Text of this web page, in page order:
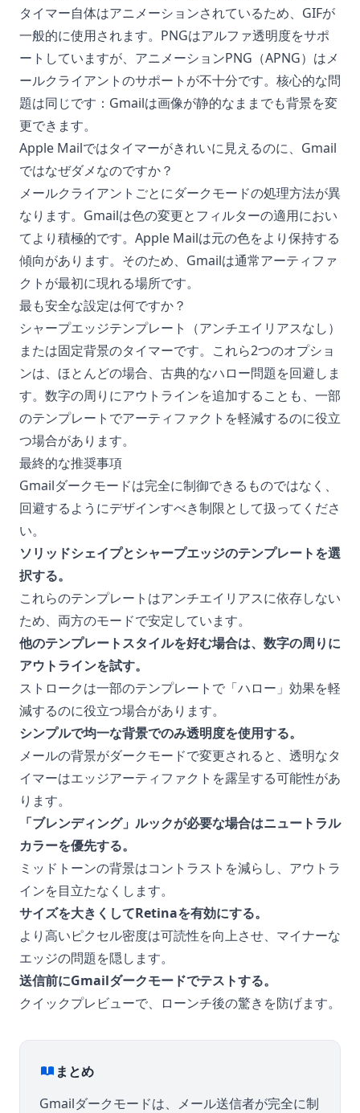
タイマー自体はアニメーションされているため、GIFが
一般的に使用されます。PNGはアルファ透明度をサポ
ートしていますが、アニメーションPNG（APNG）はメ
ールクライアントのサポートが不十分です。核心的な問
題は同じです：Gmailは画像が静的なままでも背景を変
更できます。
Apple Mailではタイマーがきれいに見えるのに、Gmail
ではなぜダメなのですか？
メールクライアントごとにダークモードの処理方法が異
なります。Gmailは色の変更とフィルターの適用におい
てより積極的です。Apple Mailは元の色をより保持する
傾向があります。そのため、Gmailは通常アーティファ
クトが最初に現れる場所です。
最も安全な設定は何ですか？
シャープエッジテンプレート（アンチエイリアスなし）
または固定背景のタイマーです。これら2つのオプショ
ンは、ほとんどの場合、古典的なハロー問題を回避しま
す。数字の周りにアウトラインを追加することも、一部
のテンプレートでアーティファクトを軽減するのに役立
つ場合があります。
最終的な推奨事項
Gmailダークモードは完全に制御できるものではなく、
回避するようにデザインすべき制限として扱ってくださ
い。
ソリッドシェイプとシャープエッジのテンプレートを選
択する。
これらのテンプレートはアンチエイリアスに依存しない
ため、両方のモードで安定しています。
他のテンプレートスタイルを好む場合は、数字の周りに
アウトラインを試す。
ストロークは一部のテンプレートで「ハロー」効果を軽
減するのに役立つ場合があります。
シンプルで均一な背景でのみ透明度を使用する。
メールの背景がダークモードで変更されると、透明なタ
イマーはエッジアーティファクトを露呈する可能性があ
ります。
「ブレンディング」ルックが必要な場合はニュートラル
カラーを優先する。
ミッドトーンの背景はコントラストを減らし、アウトラ
インを目立たなくします。
サイズを大きくしてRetinaを有効にする。
より高いピクセル密度は可読性を向上させ、マイナーな
エッジの問題を隠します。
送信前にGmailダークモードでテストする。
クイックプレビューで、ローンチ後の驚きを防げます。
まとめ
Gmailダークモードは、メール送信者が完全に制